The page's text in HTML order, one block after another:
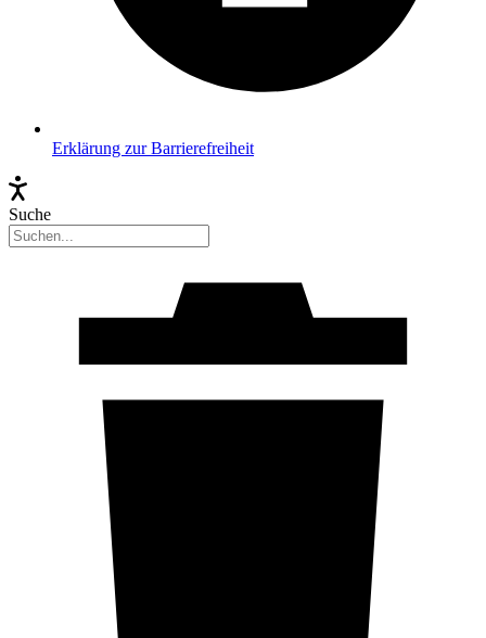
Erklärung zur Barrierefreiheit
Suche